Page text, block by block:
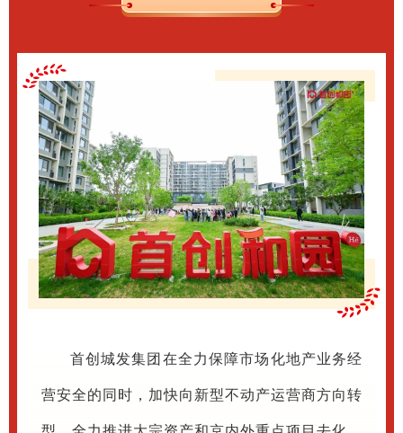
首创城发集团在全力保障市场化地产业务经
营安全的同时，加快向新型不动产运营商方向转